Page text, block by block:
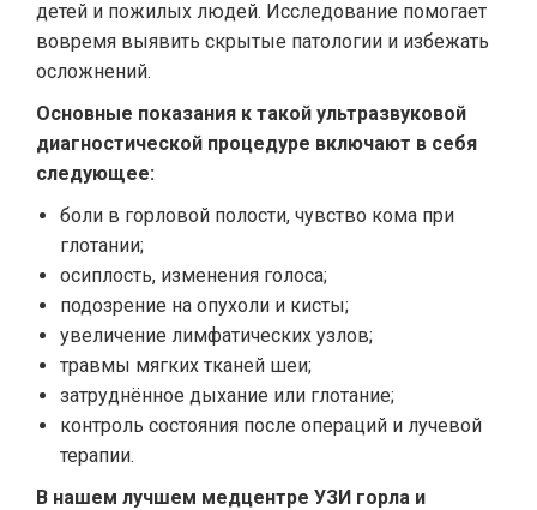
детей и пожилых людей. Исследование помогает
вовремя выявить скрытые патологии и избежать
осложнений.
Основные показания к такой ультразвуковой
диагностической процедуре включают в себя
следующее:
боли в горловой полости, чувство кома при
глотании;
осиплость, изменения голоса;
подозрение на опухоли и кисты;
увеличение лимфатических узлов;
травмы мягких тканей шеи;
затруднённое дыхание или глотание;
контроль состояния после операций и лучевой
терапии.
В нашем лучшем медцентре УЗИ горла и